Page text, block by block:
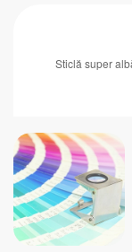
Sticlă super